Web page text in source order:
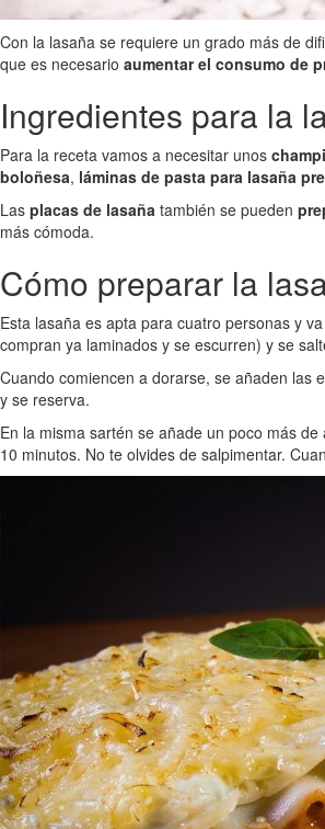
Con la lasaña se requiere un grado más de
que es necesario aumentar el consumo de
Ingredientes para la
Para la receta vamos a necesitar unos
boloñesa, láminas de pasta para lasaña
Las placas de lasaña también se pueden
más cómoda.
Cómo preparar la
Esta lasaña es apta para cuatro personas y
compran ya laminados y se escurren) y se
Cuando comiencen a dorarse, se añaden las
y se reserva.
En la misma sartén se añade un poco más de
10 minutos. No te olvides de salpimentar.